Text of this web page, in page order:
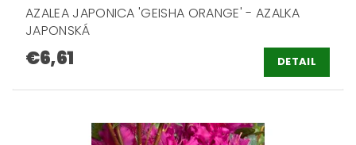
AZALEA JAPONICA 'GEISHA ORANGE' - AZALKA
JAPONSKÁ
€6,61 DETAIL